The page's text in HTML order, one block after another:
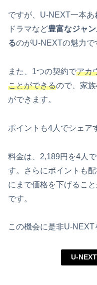
ですが、U-NEXT一本あ
ドラマなど豊富なジャ
るのがU-NEXTの魅力で
また、1つの契約でアカ
ことができるので、家
ができます。
ポイントも4人でシェア
料金は、2,189円を4人
す。さらにポイントも
にまで価格を下げるこ
です。
この機会に是非U-NEXT
U-